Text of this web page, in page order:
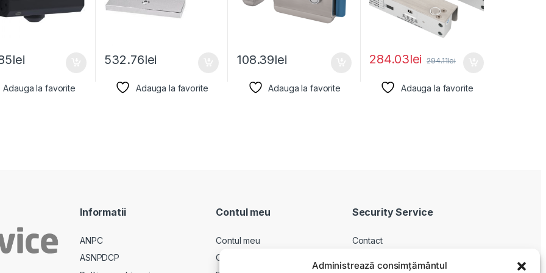
Administrează consimțământul
lei
Adauga la favorite
532.76lei
Adauga la favorite
108.39lei
Adauga la favorite
284.03lei 294.11lei
Adauga la favorite
Informatii
ANPC
ASNPDCP
Contul meu
Contul meu
Comenzi
Security Service
Contact